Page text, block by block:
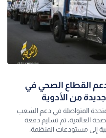
القطاع الصحي في
من الأدوية
المتواصلة في دعم الشعب
العالمية، تم تسليم دفعة
إلى مستودعات المنظمة،